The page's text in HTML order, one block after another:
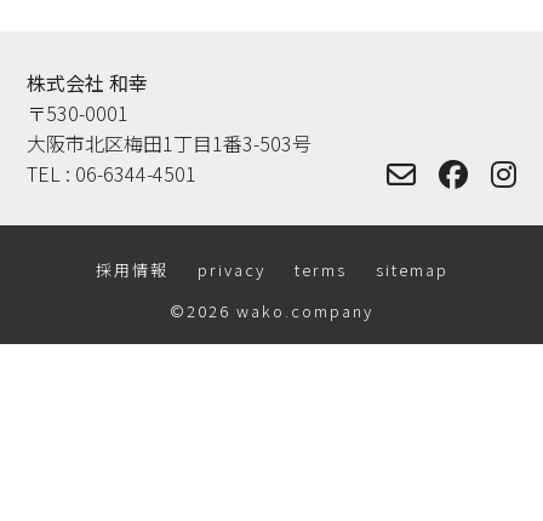
株式会社 和幸
〒530-0001
大阪市北区梅田1丁目1番3-503号
TEL : 06-6344-4501
採用情報 privacy terms
sitemap
©2026 wako.company